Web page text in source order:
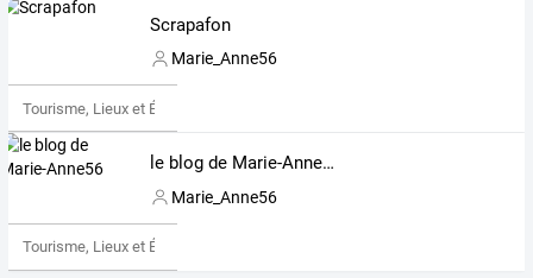
Scrapafon
Marie_Anne56
Tourisme, Lieux et Événements
le blog de Marie-Anne56
Marie_Anne56
Tourisme, Lieux et Événements